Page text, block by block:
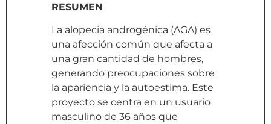
RESUMEN
La alopecia androgénica (AGA) es
una afección común que afecta a
una gran cantidad de hombres,
generando preocupaciones sobre
la apariencia y la autoestima. Este
proyecto se centra en un usuario
masculino de 36 años que